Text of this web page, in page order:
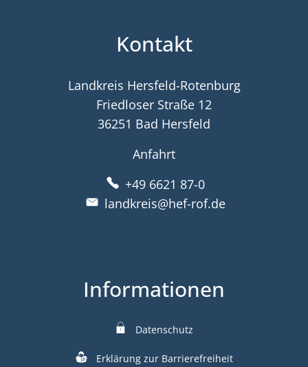
Kontakt
Landkreis Hersfeld-Rotenburg
Friedloser Straße 12
36251 Bad Hersfeld
Anfahrt
+49 6621 87-0
landkreis@hef-rof.de
Informationen
Datenschutz
Erklärung zur Barrierefreiheit